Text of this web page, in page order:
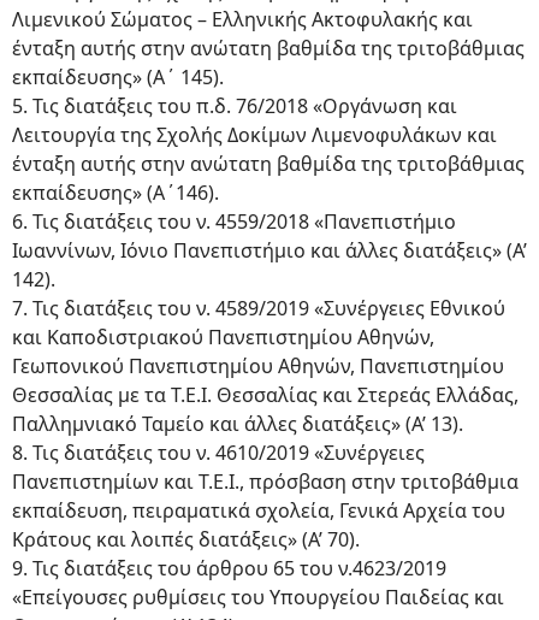
Λιμενικού Σώματος – Ελληνικής Ακτοφυλακής και
ένταξη αυτής στην ανώτατη βαθμίδα της τριτοβάθμιας
εκπαίδευσης» (Α΄ 145).
5. Τις διατάξεις του π.δ. 76/2018 «Οργάνωση και
Λειτουργία της Σχολής Δοκίμων Λιμενοφυλάκων και
ένταξη αυτής στην ανώτατη βαθμίδα της τριτοβάθμιας
εκπαίδευσης» (Α΄146).
6. Τις διατάξεις του ν. 4559/2018 «Πανεπιστήμιο
Ιωαννίνων, Ιόνιο Πανεπιστήμιο και άλλες διατάξεις» (Α’
142).
7. Τις διατάξεις του ν. 4589/2019 «Συνέργειες Εθνικού
και Καποδιστριακού Πανεπιστημίου Αθηνών,
Γεωπονικού Πανεπιστημίου Αθηνών, Πανεπιστημίου
Θεσσαλίας με τα Τ.Ε.Ι. Θεσσαλίας και Στερεάς Ελλάδας,
Παλλημνιακό Ταμείο και άλλες διατάξεις» (Α’ 13).
8. Τις διατάξεις του ν. 4610/2019 «Συνέργειες
Πανεπιστημίων και Τ.Ε.Ι., πρόσβαση στην τριτοβάθμια
εκπαίδευση, πειραματικά σχολεία, Γενικά Αρχεία του
Κράτους και λοιπές διατάξεις» (Α’ 70).
9. Τις διατάξεις του άρθρου 65 του ν.4623/2019
«Επείγουσες ρυθμίσεις του Υπουργείου Παιδείας και